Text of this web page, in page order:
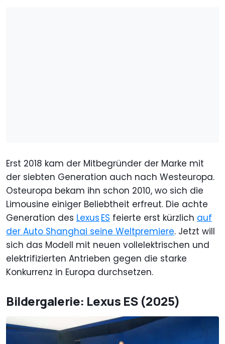
Erst 2018 kam der Mitbegründer der Marke mit
der siebten Generation auch nach Westeuropa.
Osteuropa bekam ihn schon 2010, wo sich die
Limousine einiger Beliebtheit erfreut. Die achte
Generation des Lexus ES feierte erst kürzlich auf
der Auto Shanghai seine Weltpremiere. Jetzt will
sich das Modell mit neuen vollelektrischen und
elektrifizierten Antrieben gegen die starke
Konkurrenz in Europa durchsetzen.
Bildergalerie: Lexus ES (2025)